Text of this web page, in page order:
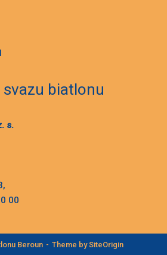
svazu biatlonu
s.
00
Beroun Theme bySiteOrigin